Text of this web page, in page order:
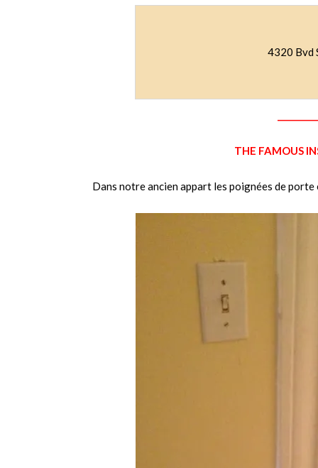
4320 Bvd
THE FAMOUS
Dans notre ancien appart les poignées de